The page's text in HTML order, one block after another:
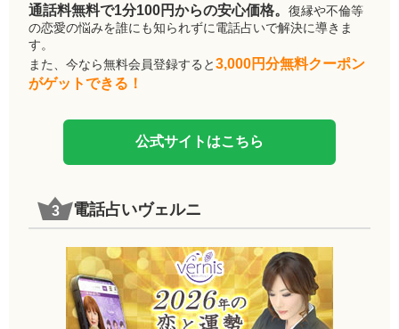
通話料無料で1分100円からの安心価格。復縁や不倫等
の恋愛の悩みを誰にも知られずに電話占いで解決に導きま
す。
また、今なら無料会員登録すると3,000円分無料クーポン
がゲットできる！
公式サイトはこちら
電話占いヴェルニ